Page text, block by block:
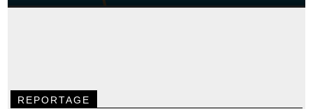
REPORTAGE